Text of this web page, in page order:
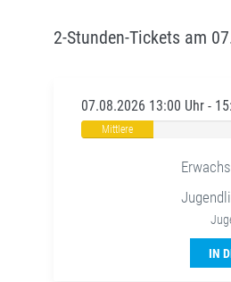
2-Stunden-Tickets am
07.08.2026 13:00 Uhr -
Mittlere
IN